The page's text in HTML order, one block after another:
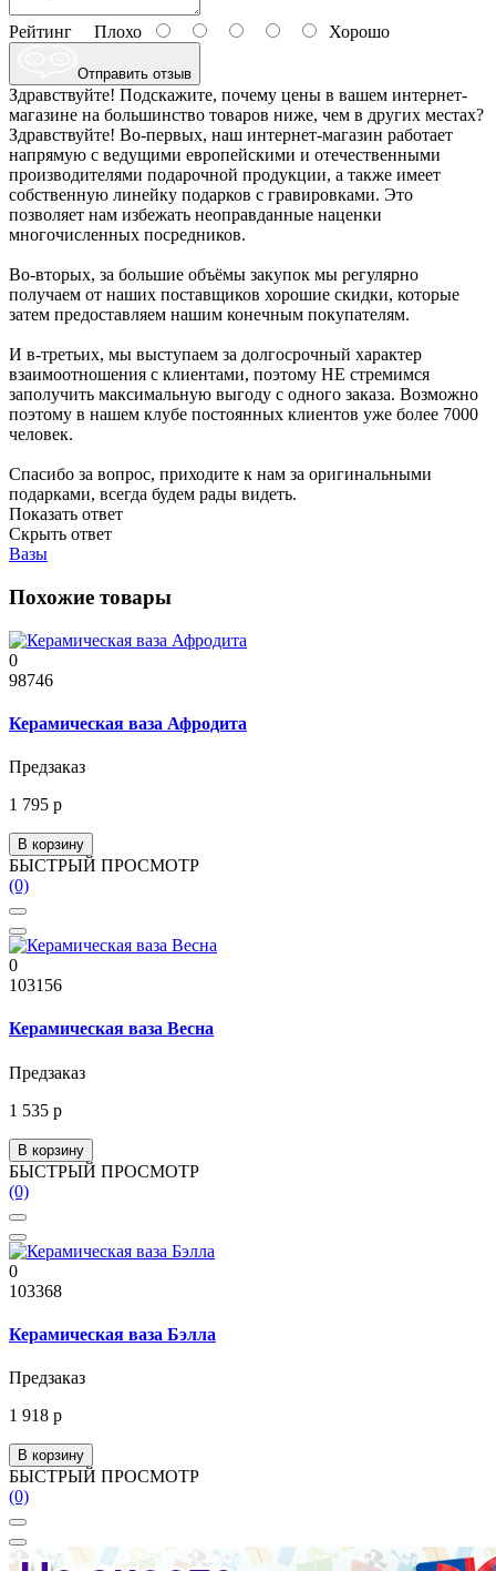
Рейтинг Плохо Хорошо
Отправить отзыв
Здравствуйте! Подскажите, почему цены в вашем интернет-
магазине на большинство товаров ниже, чем в других местах?
Здравствуйте! Во-первых, наш интернет-магазин работает
напрямую с ведущими европейскими и отечественными
производителями подарочной продукции, а также имеет
собственную линейку подарков с гравировками. Это
позволяет нам избежать неоправданные наценки
многочисленных посредников.
Во-вторых, за большие объёмы закупок мы регулярно
получаем от наших поставщиков хорошие скидки, которые
затем предоставляем нашим конечным покупателям.
И в-третьих, мы выступаем за долгосрочный характер
взаимоотношения с клиентами, поэтому НЕ стремимся
заполучить максимальную выгоду с одного заказа. Возможно
поэтому в нашем клубе постоянных клиентов уже более 7000
человек.
Спасибо за вопрос, приходите к нам за оригинальными
подарками, всегда будем рады видеть.
Показать ответ
Скрыть ответ
Вазы
Похожие товары
0
98746
Керамическая ваза Афродита
Предзаказ
1 795 р
В корзину
БЫСТРЫЙ ПРОСМОТР
(0)
0
103156
Керамическая ваза Весна
Предзаказ
1 535 р
В корзину
БЫСТРЫЙ ПРОСМОТР
(0)
0
103368
Керамическая ваза Бэлла
Предзаказ
1 918 р
В корзину
БЫСТРЫЙ ПРОСМОТР
(0)